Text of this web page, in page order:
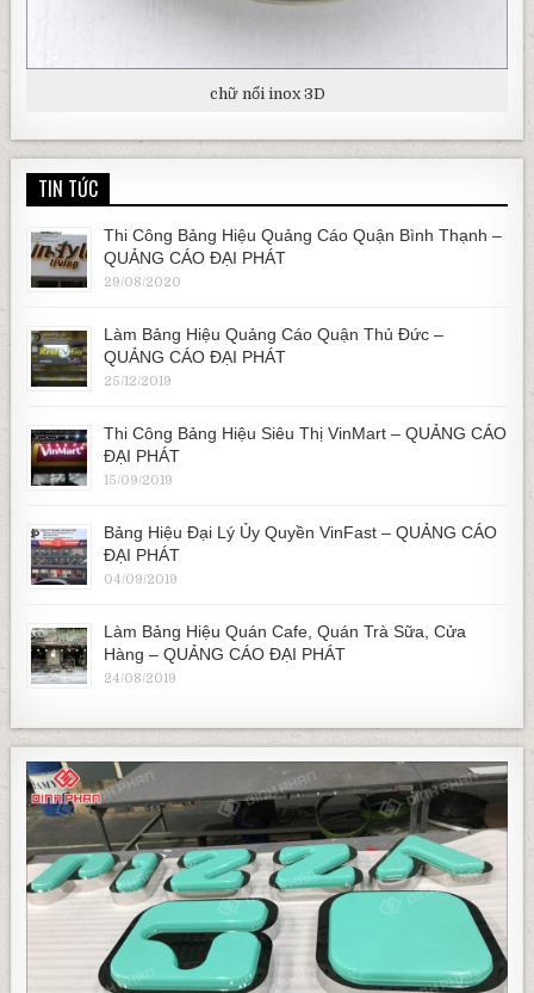
chữ nổi inox 3D
TIN TỨC
Thi Công Bảng Hiệu Quảng Cáo Quận Bình Thạnh –
QUẢNG CÁO ĐẠI PHÁT
29/08/2020
Làm Bảng Hiệu Quảng Cáo Quận Thủ Đức –
QUẢNG CÁO ĐẠI PHÁT
25/12/2019
Thi Công Bảng Hiệu Siêu Thị VinMart – QUẢNG CÁO
ĐẠI PHÁT
15/09/2019
Bảng Hiệu Đại Lý Ủy Quyền VinFast – QUẢNG CÁO
ĐẠI PHÁT
04/09/2019
Làm Bảng Hiệu Quán Cafe, Quán Trà Sữa, Cửa
Hàng – QUẢNG CÁO ĐẠI PHÁT
24/08/2019